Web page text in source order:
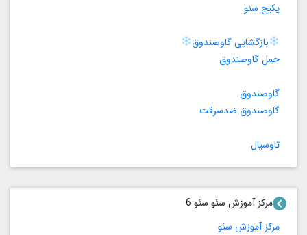
پکیج سئو
بازگشایی گاوصندوق
حمل گاوصندوق
گاوصندوق
گاوصندوق ضدسرقت
تاوسیال
مرکز آموزش سئو سئو 6
مرکز آموزش سئو